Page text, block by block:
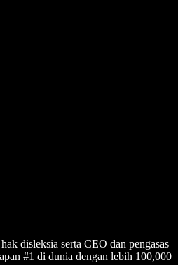
disleksia serta CEO dan pengasas
#1 di dunia dengan lebih 100,000